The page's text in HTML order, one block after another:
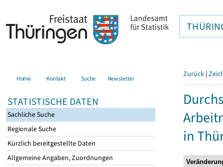
Home Kontakt Suche Newsletter
STATISTISCHE DATEN
Sachliche Suche
Regionale Suche
Kürzlich bereitgestellte Daten
Allgemeine Angaben, Zuordnungen
Zurück |
in